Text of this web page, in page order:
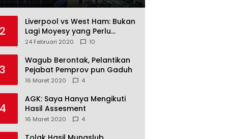
2
Liverpool vs West Ham: Bukan
Lagi Moyesy yang Perlu
Ditakuti
24 Februari 2020 10
3
Wagub Berontak, Pelantikan
Pejabat Pemprov pun Gaduh
16 Maret 2020 4
4
AGK: Saya Hanya Mengikuti
Hasil Assesment
16 Maret 2020 4